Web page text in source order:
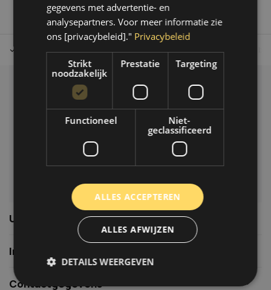
Tot 30 dagen retour sturen. Op werkdagen voor 14.00 uur
Klantenservice
Veelgestelde vragen
06-39119169
info@autoklusser.nl
Usefull links
Informatie
Contactgegevens
gegevens met advertentie- en
analysepartners. Voor meer informatie zie
ons [privacybeleid]." Privacybeleid
Strikt
noodzakelijk
Prestatie Targeting
Functioneel
Niet-
geclassificeerd
ALLES ACCEPTEREN
ALLES AFWIJZEN
DETAILS WEERGEVEN